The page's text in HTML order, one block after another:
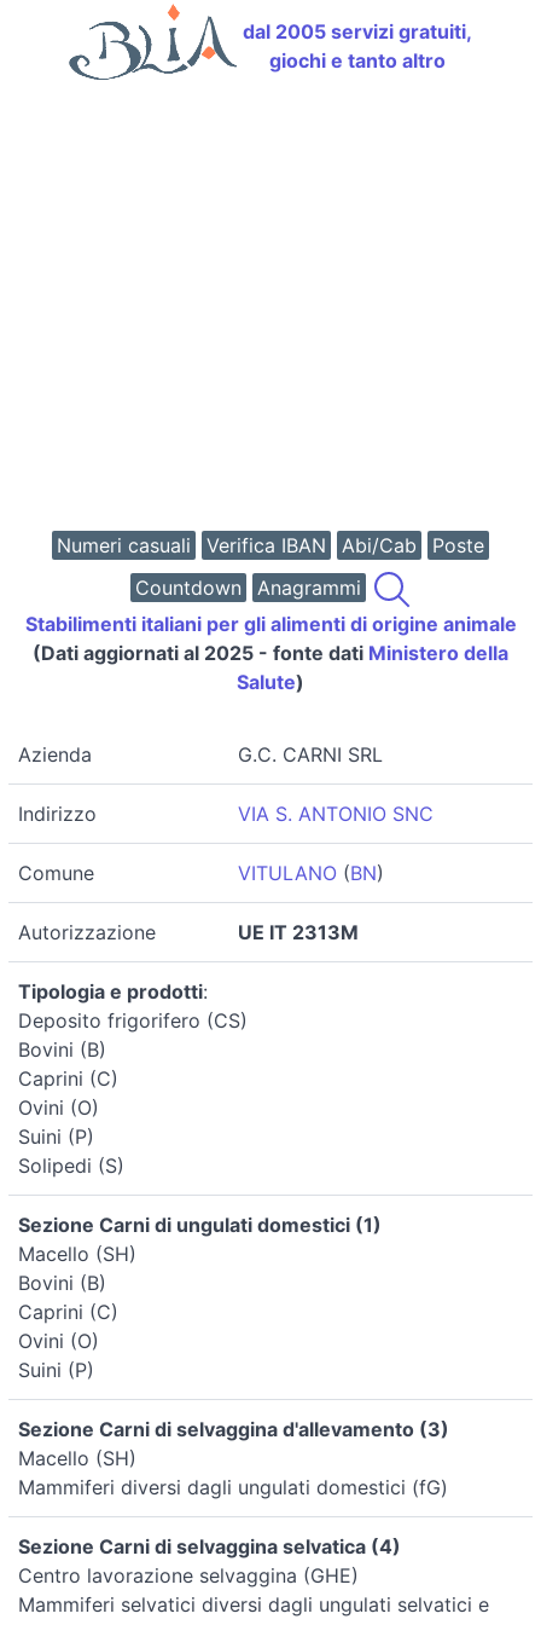
dal 2005 servizi gratuiti,
giochi e tanto altro
Numeri casuali Verifica IBAN Abi/Cab
Poste
Countdown
Anagrammi
Stabilimenti italiani per gli alimenti di origine animale
(Dati aggiornati al 2025 - fonte dati Ministero della
Salute)
Azienda G.C. CARNI SRL
Indirizzo VIA S. ANTONIO SNC
Comune VITULANO (BN)
Autorizzazione UE IT 2313M
Tipologia e prodotti:
Deposito frigorifero (CS)
Bovini (B)
Caprini (C)
Ovini (O)
Suini (P)
Solipedi (S)
Sezione Carni di ungulati domestici (1)
Macello (SH)
Bovini (B)
Caprini (C)
Ovini (O)
Suini (P)
Sezione Carni di selvaggina d'allevamento (3)
Macello (SH)
Mammiferi diversi dagli ungulati domestici (fG)
Sezione Carni di selvaggina selvatica (4)
Centro lavorazione selvaggina (GHE)
Mammiferi selvatici diversi dagli ungulati selvatici e